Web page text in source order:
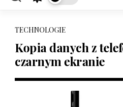
TECHNOLOGIE
Kopia danych z
czarnym ekranie